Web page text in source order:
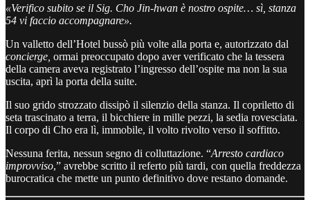
«Verifico subito se il Sig. Cho Jin-hwan è nostro ospite… sì, stanza
54 vi faccio accompagnare».
Un valletto dell’Hotel bussò più volte alla porta e, autorizzato dal
concierge, ormai preoccupato dopo aver verificato che la tessera
della camera aveva registrato l’ingresso dell’ospite ma non la sua
uscita, aprì la porta della suite.
Il suo grido strozzato dissipò il silenzio della stanza. Il copriletto di
seta trascinato a terra, il bicchiere in mille pezzi, la sedia rovesciata.
Il corpo di Cho era lì, immobile, il volto rivolto verso il soffitto.
Nessuna ferita, nessun segno di colluttazione. “Arresto cardiaco
improvviso,” avrebbe scritto il referto più tardi, con quella freddezza
burocratica che mette un punto definitivo dove restano domande.